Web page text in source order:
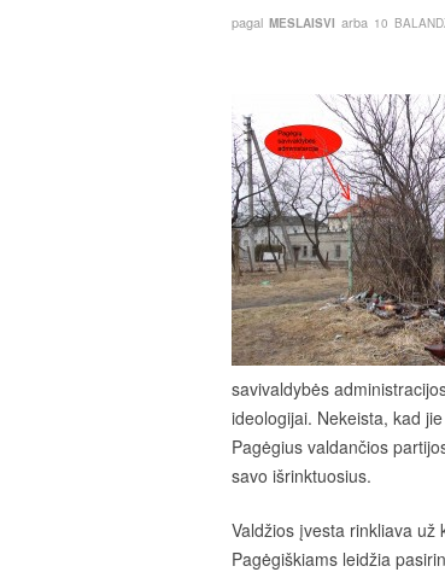
pagal MESLAISVI arba 10
savivaldybės
ideologijai. Nekeista, kad
Pagėgius valdančios
savo išrinktuosius.
Valdžios įvesta rinkliava už
Pagėgiškiams leidžia